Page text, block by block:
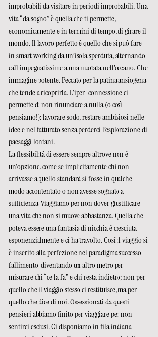
improbabili da visitare in periodi improbabili. Una
vita “da sogno” è quella che ti permette,
economicamente e in termini di tempo, di girare il
mondo. Il lavoro perfetto è quello che si può fare
in smart working da un’isola sperduta, alternando
call impegnatissime a una nuotata nell’oceano. Che
immagine potente. Peccato per la patina ansiogena
che tende a ricoprirla. L’iper-connessione ci
permette di non rinunciare a nulla (o così
pensiamo!): lavorare sodo, restare ambiziosi nelle
idee e nel fatturato senza perderci l’esplorazione di
paesaggi lontani.
La flessibilità di essere sempre altrove non è
un'opzione, come se implicitamente chi non
arrivasse a quello standard si fosse in qualche
modo accontentato o non avesse sognato a
sufficienza. Viaggiamo per non dover giustificare
una vita che non si muove abbastanza. Quella che
poteva essere una fantasia di nicchia è cresciuta
esponenzialmente e ci ha travolto. Così il viaggio si
è inserito alla perfezione nel paradigma successo-
fallimento, diventando un altro metro per
misurare chi “ce la fa” e chi resta indietro; non per
quello che il viaggio stesso ci restituisce, ma per
quello che dice di noi. Ossessionati da questi
pensieri abbiamo finito per viaggiare per non
sentirci esclusi. Ci disponiamo in fila indiana